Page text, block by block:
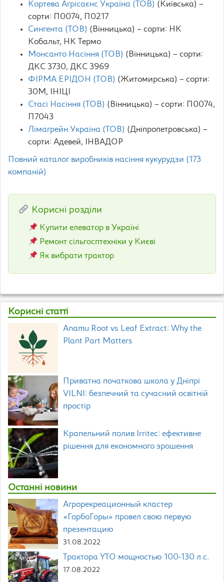
Кортева Агрісаєнс Україна (ТОВ) (Київська) –
сорти: П0074, П0217
Сингента (ТОВ) (Вінницька) – сорти: НК
Кобальт, НК Термо
Монсанто Насіння (ТОВ) (Вінницька) – сорти:
ДКС 3730, ДКС 3969
ФІРМА ЕРІДОН (ТОВ) (Житомирська) – сорти:
30М, ІНІЦІ
Стасі Насіння (ТОВ) (Вінницька) – сорти: П0074,
П7043
Лімагрейн Україна (ТОВ) (Дніпропетровська) –
сорти: Aдевей, ІНВАДОР
Повний каталог виробників насіння кукурудзи (173
компаній)
Корисні розділи
Купити елеватор в Україні
Ремонт сільгосптехніки у Києві
Як вибрати трактор
Корисні статті
Anamu Root vs Leaf Extract: Why the
Plant Part Matters
Приватна початкова школа у Дніпрі
VILNI: безпечний та сучасний освітній
простір
Крапельний полив Irritec: ефективне
рішення для економного зрошення
Останні новини
Агрорекреационный кластер
«ГорбоГоры» провел свою первую
презентацию
31.08.2022
Трактора YTO мощностью 100-130 л.с.
17.08.2022